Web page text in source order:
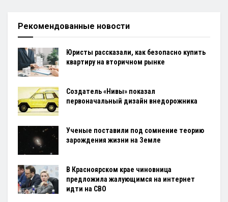
Рекомендованные новости
Юристы рассказали, как безопасно купить
квартиру на вторичном рынке
Создатель «Нивы» показал
первоначальный дизайн внедорожника
Ученые поставили под сомнение теорию
зарождения жизни на Земле
В Красноярском крае чиновница
предложила жалующимся на интернет
идти на СВО